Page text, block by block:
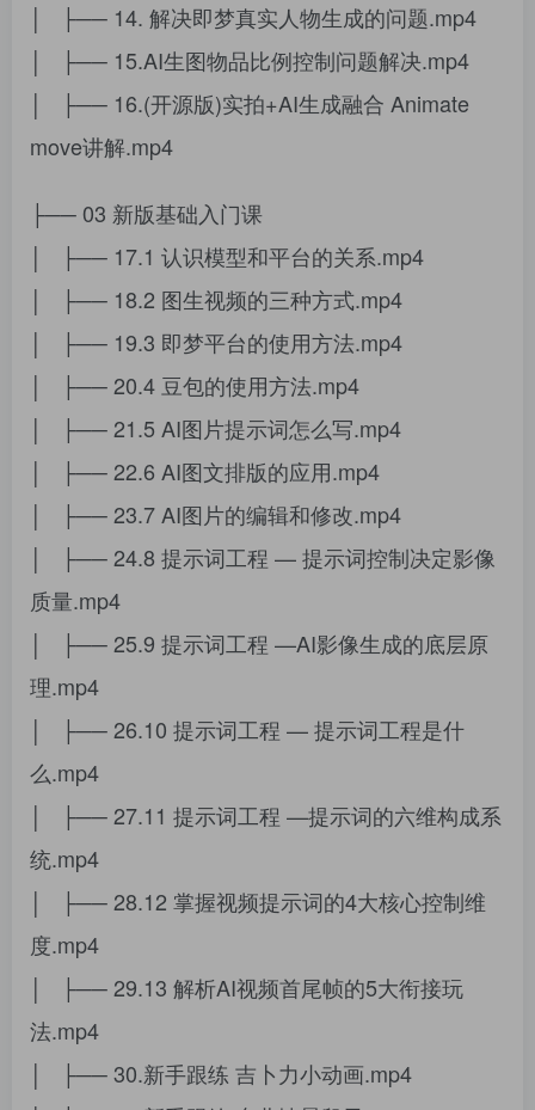
│ ├── 14. 解决即梦真实人物生成的问题.mp4
│ ├── 15.AI生图物品比例控制问题解决.mp4
│ ├── 16.(开源版)实拍+AI生成融合 Animate
move讲解.mp4
├── 03 新版基础入门课
│ ├── 17.1 认识模型和平台的关系.mp4
│ ├── 18.2 图生视频的三种方式.mp4
│ ├── 19.3 即梦平台的使用方法.mp4
│ ├── 20.4 豆包的使用方法.mp4
│ ├── 21.5 AI图片提示词怎么写.mp4
│ ├── 22.6 AI图文排版的应用.mp4
│ ├── 23.7 AI图片的编辑和修改.mp4
│ ├── 24.8 提示词工程 — 提示词控制决定影像
质量.mp4
│ ├── 25.9 提示词工程 —AI影像生成的底层原
理.mp4
│ ├── 26.10 提示词工程 — 提示词工程是什
么.mp4
│ ├── 27.11 提示词工程 —提示词的六维构成系
统.mp4
│ ├── 28.12 掌握视频提示词的4大核心控制维
度.mp4
│ ├── 29.13 解析AI视频首尾帧的5大衔接玩
法.mp4
│ ├── 30.新手跟练 吉卜力小动画.mp4